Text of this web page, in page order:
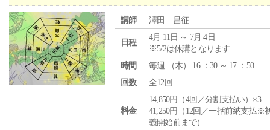
講師 澤田 昌征
日程
4月 11日 ～ 7月 4日
※5/2は休講となります
時間
毎週 （木） 16 ：30 ～ 17 ：50
回数
全12回
料金
14,850円（4回／分割支払い）×3
41,250円（12回／一括前納支払※
義開始前まで）